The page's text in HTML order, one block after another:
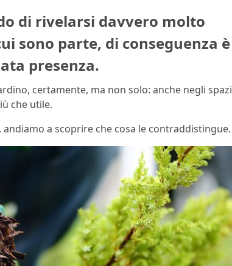
di rivelarsi davvero molto
sono parte, di conseguenza è
presenza.
certamente, ma non solo: anche negli spazi
che utile.
a scoprire che cosa le contraddistingue.